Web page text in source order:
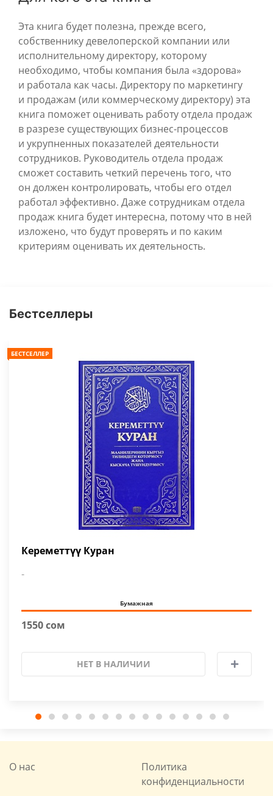
Эта книга будет полезна, прежде всего,
собственнику девелоперской компании или
исполнительному директору, которому
необходимо, чтобы компания была «здорова»
и работала как часы. Директору по маркетингу
и продажам (или коммерческому директору) эта
книга поможет оценивать работу отдела продаж
в разрезе существующих бизнес-процессов
и укрупненных показателей деятельности
сотрудников. Руководитель отдела продаж
сможет составить четкий перечень того, что
он должен контролировать, чтобы его отдел
работал эффективно. Даже сотрудникам отдела
продаж книга будет интересна, потому что в ней
изложено, что будут проверять и по каким
критериям оценивать их деятельность.
Бестселлеры
БЕСТСЕЛЛЕР
Кереметтүү Куран
-
Бумажная
1550 сом
НЕТ В НАЛИЧИИ
О нас
Политика
конфиденциальности